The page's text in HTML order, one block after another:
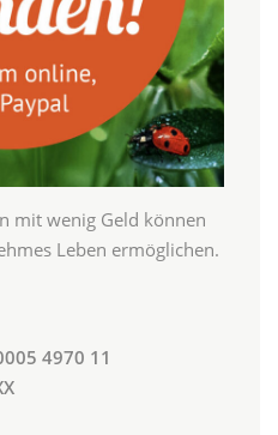
mit wenig Geld können
Leben ermöglichen.
4970 11